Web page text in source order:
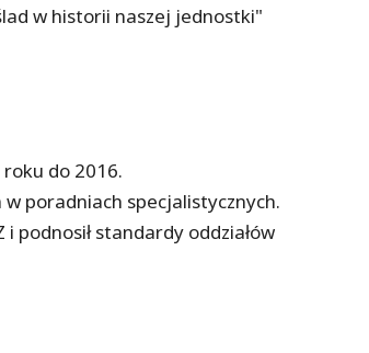
w historii naszej jednostki"
do 2016.
w poradniach specjalistycznych.
podnosił standardy oddziałów